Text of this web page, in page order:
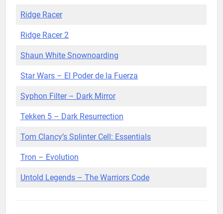
Ridge Racer
Ridge Racer 2
Shaun White Snownoarding
Star Wars – El Poder de la Fuerza
Syphon Filter – Dark Mirror
Tekken 5 – Dark Resurrection
Tom Clancy’s Splinter Cell: Essentials
Tron – Evolution
Untold Legends – The Warriors Code